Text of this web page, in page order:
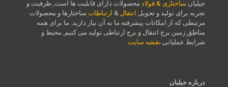
جیلیان ساختاری & فولاد محصولات دارای قابلیت ها است, ظرفیت و
تجربه برای تولید و تحویل انتقال & ارتباطات ساختارها و محصولات
مرتبطی که از امکانات پیشرفته ما به آن نیاز دارید. ما برای همه
مناطق زمین برج انتقال و برج ارتباطی تولید می کنیم, محیط و
شرایط عملیاتی.نقشه سایت
درباره جیلیان